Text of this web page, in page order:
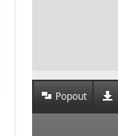
Popout